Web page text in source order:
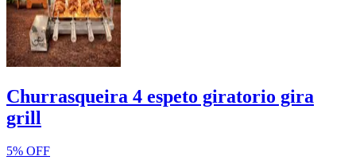
Churrasqueira 4 espeto giratorio gira
grill
5% OFF